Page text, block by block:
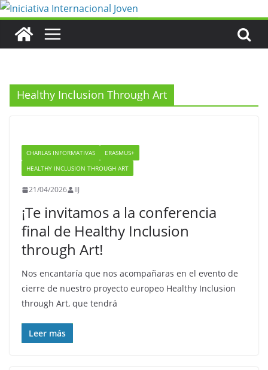
Saltar
contenido
Healthy Inclusion Through Art
CHARLAS INFORMATIVAS
ERASMUS+
HEALTHY INCLUSION THROUGH ART
21/04/2026 IIJ
¡Te invitamos a la conferencia
final de Healthy Inclusion
through Art!
Nos encantaría que nos acompañaras en el evento de
cierre de nuestro proyecto europeo Healthy Inclusion
through Art, que tendrá
Leer más